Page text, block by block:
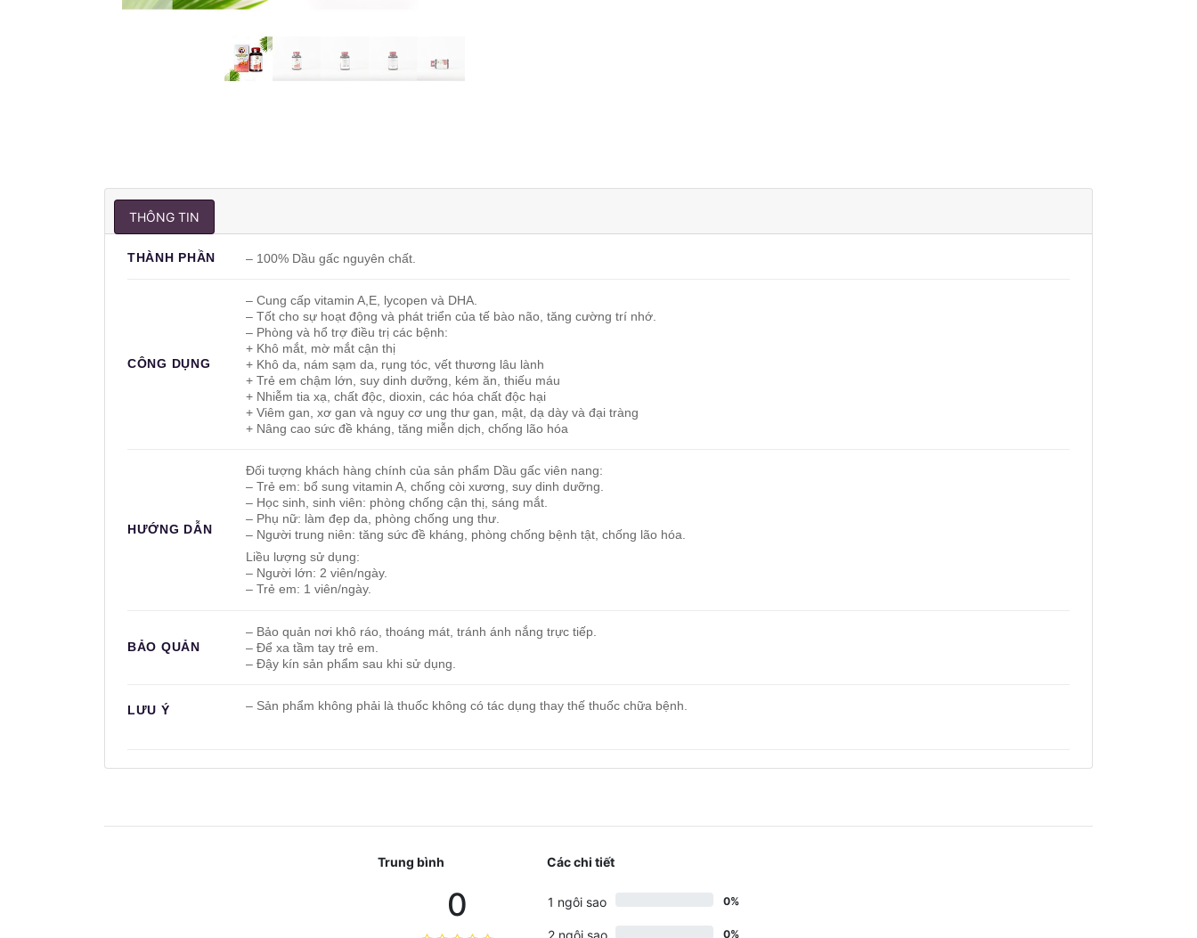
THÔNG TIN
THÀNH PHẦN – 100% Dầu gấc nguyên chất.
CÔNG DỤNG
– Cung cấp vitamin A,E, lycopen và DHA.
– Tốt cho sự hoạt động và phát triển của tế bào não, tăng cường trí nhớ.
– Phòng và hổ trợ điều trị các bệnh:
+ Khô mắt, mờ mắt cận thị
+ Khô da, nám sạm da, rụng tóc, vết thương lâu lành
+ Trẻ em chậm lớn, suy dinh dưỡng, kém ăn, thiếu máu
+ Nhiễm tia xạ, chất độc, dioxin, các hóa chất độc hại
+ Viêm gan, xơ gan và nguy cơ ung thư gan, mật, dạ dày và đại tràng
+ Nâng cao sức đề kháng, tăng miễn dịch, chống lão hóa
HƯỚNG DẪN
Đối tượng khách hàng chính của sản phẩm Dầu gấc viên nang:
– Trẻ em: bổ sung vitamin A, chống còi xương, suy dinh dưỡng.
– Học sinh, sinh viên: phòng chống cận thị, sáng mắt.
– Phụ nữ: làm đẹp da, phòng chống ung thư.
– Người trung niên: tăng sức đề kháng, phòng chống bệnh tật, chống lão hóa.
Liều lượng sử dụng:
– Người lớn: 2 viên/ngày.
– Trẻ em: 1 viên/ngày.
BẢO QUẢN
– Bảo quản nơi khô ráo, thoáng mát, tránh ánh nắng trực tiếp.
– Để xa tầm tay trẻ em.
– Đậy kín sản phẩm sau khi sử dụng.
LƯU Ý
– Sản phẩm không phải là thuốc không có tác dụng thay thế thuốc chữa bệnh.
Trung bình
0
Các chi tiết
1 ngôi sao 0%
2 ngôi sao 0%